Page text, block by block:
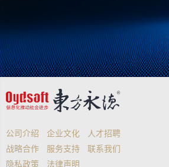
公司介绍 企业文化
人才招聘
战略合作
服务支持
联系我们
隐私政策
法律声明